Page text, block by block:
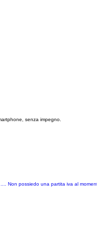
senza impegno.
Non possiedo una partita iva al